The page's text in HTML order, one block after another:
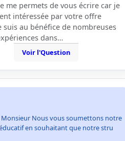
me permets de vous écrire car je
intéressée par votre offre
suis au bénéfice de nombreuses
dans…
Voir l'Question
Monsieur Nous vous soumettons notre
en souhaitant que notre stru